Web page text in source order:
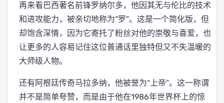
再来看巴西著名前锋罗纳尔多，他因其无与伦比的技术
和进攻能力，被亲切地称为“罗”。这是一个简化版，但
却饱含深情，因为它寄托了粉丝对他的崇敬与喜爱，也
让更多的人容易记住这位普通话里独特但又不失温暖的
大师级人物。
还有阿根廷传奇马拉多纳，他被誉为“上帝”。这一称谓
并不是简单夸赞，而是由于他在1986年世界杯上的惊